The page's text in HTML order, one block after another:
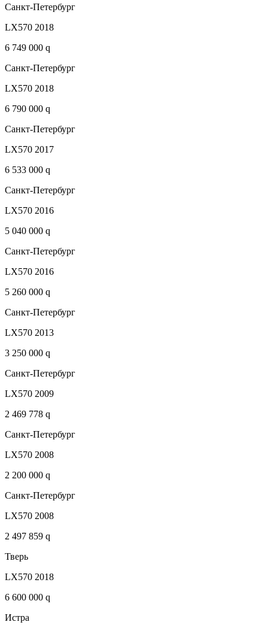
Санкт-Петербург
LX570 2018
6 749 000 q
Санкт-Петербург
LX570 2018
6 790 000 q
Санкт-Петербург
LX570 2017
6 533 000 q
Санкт-Петербург
LX570 2016
5 040 000 q
Санкт-Петербург
LX570 2016
5 260 000 q
Санкт-Петербург
LX570 2013
3 250 000 q
Санкт-Петербург
LX570 2009
2 469 778 q
Санкт-Петербург
LX570 2008
2 200 000 q
Санкт-Петербург
LX570 2008
2 497 859 q
Тверь
LX570 2018
6 600 000 q
Истра